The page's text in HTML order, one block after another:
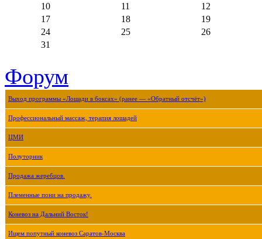
10
11
12
17
18
19
24
25
26
31
Форум
Выход программы «Лошади в боксах» (ранее — «Обратный отсчёт»)
Профессиональный массаж, терапия лошадей
ЦМИ
Полуторник
Продажа жеребцов.
Племенные пони на продажу.
Коневоз на Дальний Восток!
Ищем попутный коневоз Саратов-Москва